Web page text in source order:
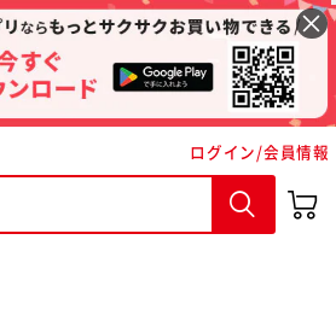
ログイン/会員情報